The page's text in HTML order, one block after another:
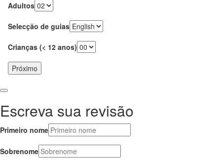
Adultos
Selecção de guias
Crianças (< 12 anos)
Próximo
Escreva sua revisão
Primeiro nome
Sobrenome